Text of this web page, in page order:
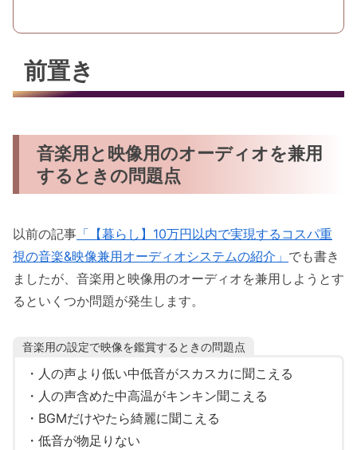
前置き
音楽用と映像用のオーディオを兼用
するときの問題点
以前の記事 「【暮らし】10万円以内で実現するコスパ重
視の音楽&映像兼用オーディオシステムの紹介」 でも書き
ましたが、音楽用と映像用のオーディオを兼用しようとす
るといくつか問題が発生します。
音楽用の設定で映像を鑑賞するときの問題点
・人の声より低い中低音がスカスカに聞こえる
・人の声含めた中高温がキンキン聞こえる
・BGMだけやたら綺麗に聞こえる
・低音が物足りない